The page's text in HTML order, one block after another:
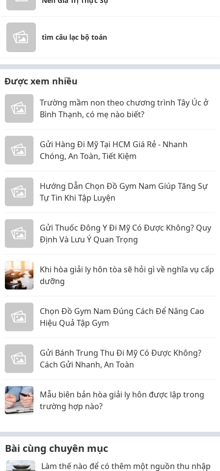
tìm câu lạc bộ toán
Được xem nhiều
Trường mầm non theo chương trình Tây Úc ở
Bình Thạnh, có mẹ nào biết?
Gửi Hàng Đi Mỹ Tại HCM Giá Rẻ - Nhanh
Chóng, An Toàn, Tiết Kiệm
Hướng Dẫn Chọn Đồ Gym Nam Giúp Tăng Sự
Tự Tin Khi Tập Luyện
Gửi Thuốc Đông Y Đi Mỹ Có Được Không? Quy
Định Và Lưu Ý Quan Trọng
Khi hòa giải ly hôn tòa sẽ hỏi gì về nghĩa vụ cấp
dưỡng
Chọn Đồ Gym Nam Đúng Cách Để Nâng Cao
Hiệu Quả Tập Gym
Gửi Bánh Trung Thu Đi Mỹ Có Được Không?
Cách Gửi Nhanh, An Toàn
Mẫu biên bản hòa giải ly hôn được lập trong
trường hợp nào?
Bài cùng chuyên mục
Làm thế nào để có thêm một nguồn thu nhập